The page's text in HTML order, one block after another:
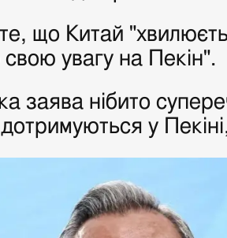
що Китай
свою увагу на Пекін".
заява нібито
дотримуються у